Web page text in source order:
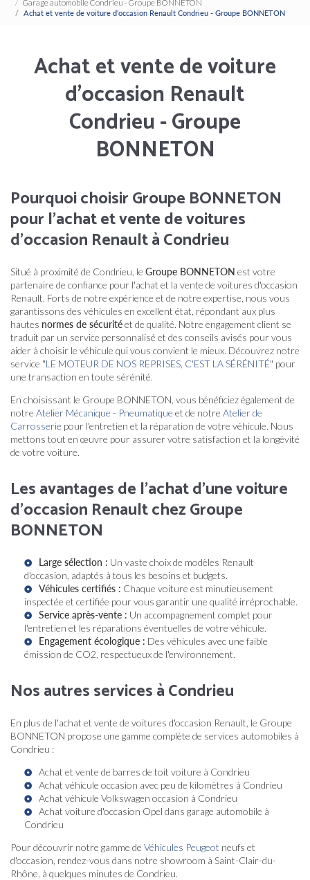
Garage automobile Condrieu - Groupe BONNETON
Achat et vente de voiture d'occasion Renault Condrieu - Groupe BONNETON
Achat et vente de voiture
d'occasion Renault
Condrieu - Groupe
BONNETON
Pourquoi choisir Groupe BONNETON
pour l'achat et vente de voitures
d'occasion Renault à Condrieu
Situé à proximité de Condrieu, le Groupe BONNETON est votre
partenaire de confiance pour l'achat et la vente de voitures d'occasion
Renault. Forts de notre expérience et de notre expertise, nous vous
garantissons des véhicules en excellent état, répondant aux plus
hautes normes de sécuritéet de qualité. Notre engagement client se
traduit par un service personnalisé et des conseils avisés pour vous
aider à choisir le véhicule qui vous convient le mieux. Découvrez notre
service "LE MOTEUR DE NOS REPRISES, C'EST LA SÉRÉNITÉ" pour
une transaction en toute sérénité.
En choisissant le Groupe BONNETON, vous bénéficiez également de
notre Atelier Mécanique - Pneumatique et de notre Atelier de
Carrosserie pour l'entretien et la réparation de votre véhicule. Nous
mettons tout en œuvre pour assurer votre satisfaction et la longévité
de votre voiture.
Les avantages de l'achat d'une voiture
d'occasion Renault chez Groupe
BONNETON
Large sélection : Un vaste choix de modèles Renault
d'occasion, adaptés à tous les besoins et budgets.
Véhicules certifiés : Chaque voiture est minutieusement
inspectée et certifiée pour vous garantir une qualité irréprochable.
Service après-vente : Un accompagnement complet pour
l'entretien et les réparations éventuelles de votre véhicule.
Engagement écologique : Des véhicules avec une faible
émission de CO2, respectueux de l'environnement.
Nos autres services à Condrieu
En plus de l'achat et vente de voitures d'occasion Renault, le Groupe
BONNETON propose une gamme complète de services automobiles à
Condrieu :
Achat et vente de barres de toit voiture à Condrieu
Achat véhicule occasion avec peu de kilomètres à Condrieu
Achat véhicule Volkswagen occasion à Condrieu
Achat voiture d'occasion Opel dans garage automobile à
Condrieu
Pour découvrir notre gamme de Véhicules Peugeot neufs et
d'occasion, rendez-vous dans notre showroom à Saint-Clair-du-
Rhône, à quelques minutes de Condrieu.